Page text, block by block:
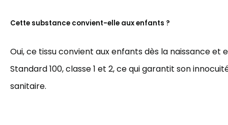
Cette substance convient-elle aux enfants ?
Oui, ce tissu convient aux enfants dès la naissance et
Standard 100, classe 1 et 2, ce qui garantit son
sanitaire.